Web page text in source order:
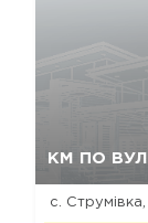
КМ ПО
с.